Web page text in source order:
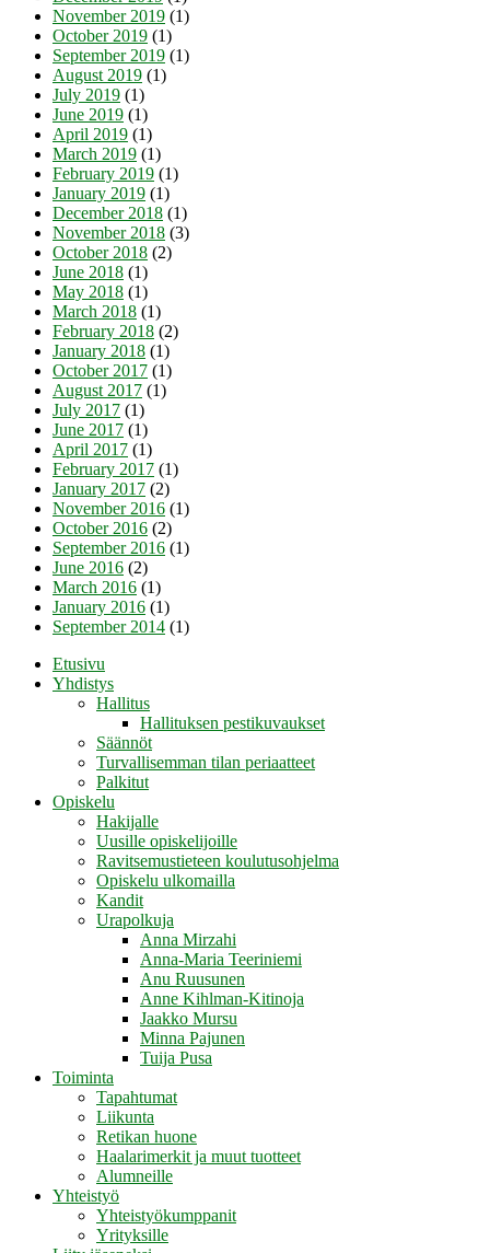
November 2019 (1)
October 2019 (1)
September 2019 (1)
August 2019 (1)
July 2019 (1)
June 2019 (1)
April 2019 (1)
March 2019 (1)
February 2019 (1)
January 2019 (1)
December 2018 (1)
November 2018 (3)
October 2018 (2)
June 2018 (1)
May 2018 (1)
March 2018 (1)
February 2018 (2)
January 2018 (1)
October 2017 (1)
August 2017 (1)
July 2017 (1)
June 2017 (1)
April 2017 (1)
February 2017 (1)
January 2017 (2)
November 2016 (1)
October 2016 (2)
September 2016 (1)
June 2016 (2)
March 2016 (1)
January 2016 (1)
September 2014 (1)
Etusivu
Yhdistys
Hallitus
Hallituksen pestikuvaukset
Säännöt
Turvallisemman tilan periaatteet
Palkitut
Opiskelu
Hakijalle
Uusille opiskelijoille
Ravitsemustieteen koulutusohjelma
Opiskelu ulkomailla
Kandit
Urapolkuja
Anna Mirzahi
Anna-Maria Teeriniemi
Anu Ruusunen
Anne Kihlman-Kitinoja
Jaakko Mursu
Minna Pajunen
Tuija Pusa
Toiminta
Tapahtumat
Liikunta
Retikan huone
Haalarimerkit ja muut tuotteet
Alumneille
Yhteistyö
Yhteistyökumppanit
Yrityksille